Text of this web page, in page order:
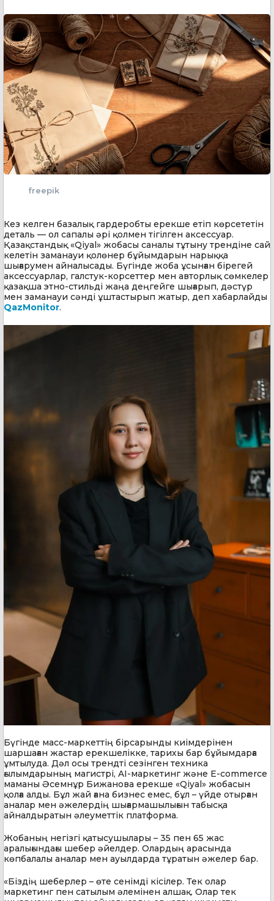
freepik
Кез келген базалық гардеробты ерекше етіп көрсететін
деталь — ол сапалы әрі қолмен тігілген аксессуар.
Қазақстандық «Qiyal» жобасы саналы тұтыну трендіне сай
келетін заманауи қолөнер бұйымдарын нарыққа
шығарумен айналысады. Бүгінде жоба ұсынған бірегей
аксессуарлар, галстук-корсеттер мен авторлық сөмкелер
қазақша этно-стильді жаңа деңгейге шығарып, дәстүр
мен заманауи сәнді ұштастырып жатыр, деп хабарлайды
QazMonitor.
Бүгінде масс-маркеттің бірсарынды киімдерінен
шаршаған жастар ерекшелікке, тарихы бар бұйымдарға
ұмтылуда. Дәл осы трендті сезінген техника
ғылымдарының магистрі, AI-маркетинг және E-commerce
маманы Әсемнұр Бижанова ерекше «Qiyal» жобасын
қолға алды. Бұл жай ғана бизнес емес, бұл – үйде отырған
аналар мен әжелердің шығармашылығын табысқа
айналдыратын әлеуметтік платформа.
Жобаның негізгі қатысушылары – 35 пен 65 жас
аралығындағы шебер әйелдер. Олардың арасында
көпбалалы аналар мен ауылдарда тұратын әжелер бар.
«Біздің шеберлер – өте сенімді кісілер. Тек олар
маркетинг пен сатылым әлемінен алшақ. Олар тек